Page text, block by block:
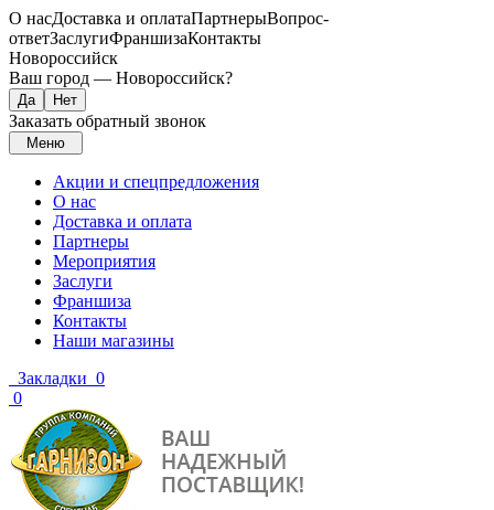
О насДоставка и оплатаПартнерыВопрос-
ответЗаслугиФраншизаКонтакты
Новороссийск
Ваш город — Новороссийск?
Заказать обратный звонок
Меню
Акции и спецпредложения
О нас
Доставка и оплата
Партнеры
Мероприятия
Заслуги
Франшиза
Контакты
Наши магазины
Закладки 0
0